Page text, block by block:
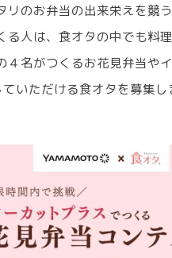
リのお弁当の出来栄えを競
る人は、食オタの中でも料
４名がつくるお花見弁当や
ていただける食オタを募集し